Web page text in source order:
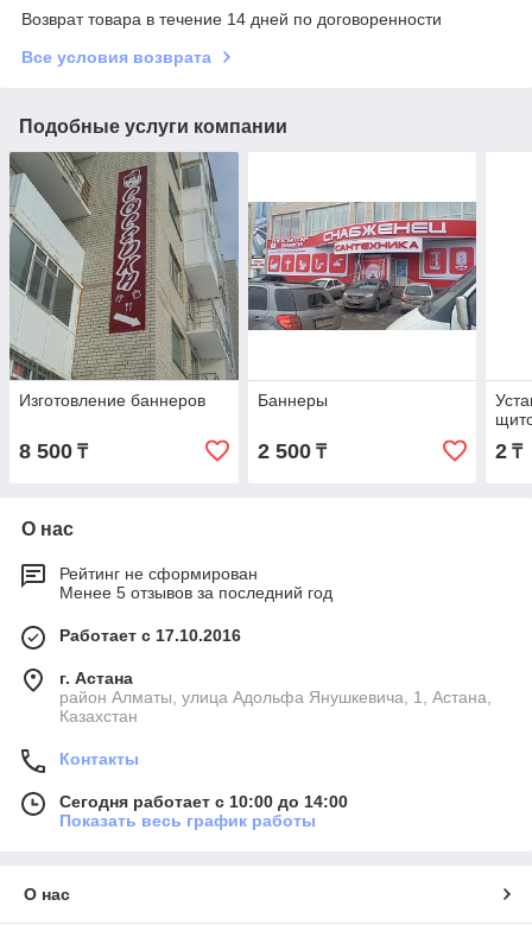
Возврат товара в течение 14 дней по договоренности
Все условия возврата
Подобные услуги компании
Изготовление баннеров
8 500 ₸
Баннеры
2 500₸ 2 ₸
О нас
Рейтинг не сформирован
Менее 5 отзывов за последний год
Работает с 17.10.2016
г. Астана
район Алматы, улица Адольфа Янушкевича, 1, Астана,
Казахстан
Контакты
Сегодня работает с 10:00 до 14:00
Показать весь график работы
О нас